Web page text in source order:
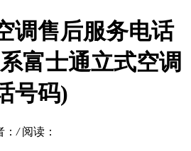
调售后服务电话
富士通立式空调
号码)
/ 阅读：